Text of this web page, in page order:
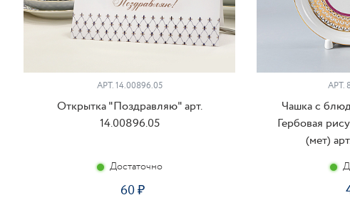
АРТ. 14.00896.05
Открытка "Поздравляю" арт.
14.00896.05
Достаточно
60
АРТ.
Чашка с
Гербовая
(мет)